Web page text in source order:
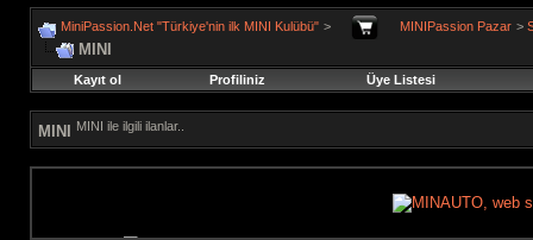
MiniPassion.Net "Türkiye'nin ilk MINI Kulübü" > MINIPassion Pazar >
MINI
Kayıt ol Profiliniz Üye Listesi
MINI MINI ile ilgili ilanlar..